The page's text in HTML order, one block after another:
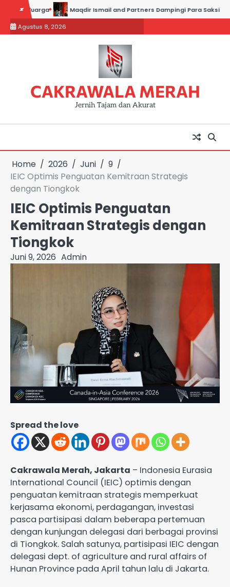
content
Maqdir Ismail and Partners Dampingi Para Saksi Hadiri
Agustus 8, 2026
CAKRAWALA MERAH
Jernih Tajam dan Akurat
Home 2026 Juni
9
IEIC Optimis Penguatan Kemitraan Strategis
dengan Tiongkok
IEIC Optimis Penguatan
Kemitraan Strategis dengan
Tiongkok
Juni 9, 2026 Admin
Spread the love
Cakrawala Merah, Jakarta – Indonesia Eurasia
International Council (IEIC) optimis dengan
penguatan kemitraan strategis memperkuat
kerjasama ekonomi, perdagangan, investasi
pasca partisipasi dalam beberapa pertemuan
dengan kunjungan delegasi dari berbagai provinsi
di Tiongkok. Salah satunya, partisipasi IEIC dengan
delegasi dept. of agriculture and rural affairs of
Hunan Province pada April tahun lalu di Jakarta.